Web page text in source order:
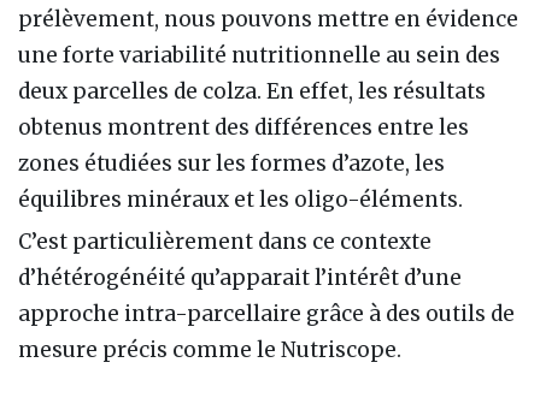
prélèvement, nous pouvons mettre en évidence
une forte variabilité nutritionnelle au sein des
deux parcelles de colza. En effet, les résultats
obtenus montrent des différences entre les
zones étudiées sur les formes d’azote, les
équilibres minéraux et les oligo-éléments.
C’est particulièrement dans ce contexte
d’hétérogénéité qu’apparait l’intérêt d’une
approche intra-parcellaire grâce à des outils de
mesure précis comme le Nutriscope.